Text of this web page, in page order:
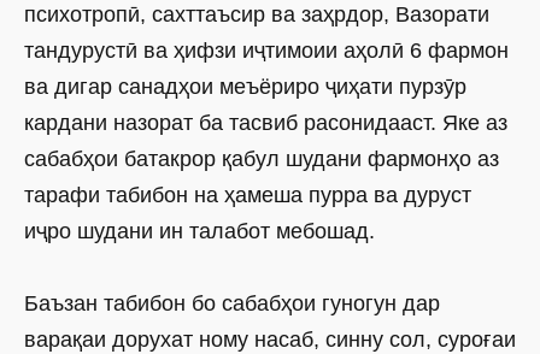
психотропӣ, сахттаъсир ва заҳрдор, Вазорати
тандурустӣ ва ҳифзи иҷтимоии аҳолӣ 6 фармон
ва дигар санадҳои меъёриро ҷиҳати пурзӯр
кардани назорат ба тасвиб расонидааст. Яке аз
сабабҳои батакрор қабул шудани фармонҳо аз
тарафи табибон на ҳамеша пурра ва дуруст
иҷро шудани ин талабот мебошад.
Баъзан табибон бо сабабҳои гуногун дар
варақаи дорухат ному насаб, синну сол, суроғаи